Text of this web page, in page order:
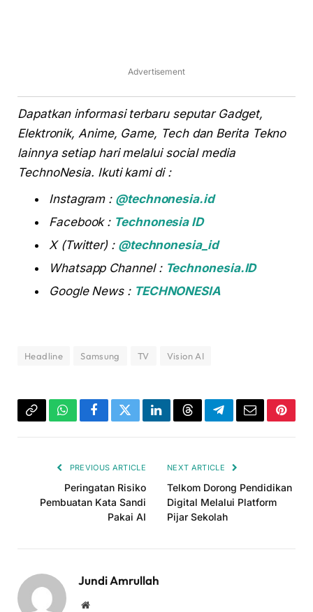
Advertisement
Dapatkan informasi terbaru seputar Gadget,
Elektronik, Anime, Game, Tech dan Berita Tekno
lainnya setiap hari melalui social media
TechnoNesia. Ikuti kami di :
Instagram : @technonesia.id
Facebook : Technonesia ID
X (Twitter) : @technonesia_id
Whatsapp Channel : Technonesia.ID
Google News : TECHNONESIA
Headline Samsung TV Vision AI
Copy WhatsAppFacebookTwitterLinkedInThreadsTelegramEmail
PREVIOUS ARTICLE
Peringatan Risiko
Pembuatan Kata Sandi
Pakai AI
NEXT ARTICLE
Telkom Dorong Pendidikan
Digital Melalui Platform
Pijar Sekolah
Jundi Amrullah
Website